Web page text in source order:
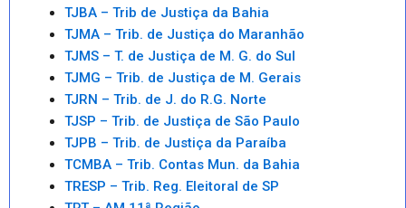
TJBA – Trib de Justiça da Bahia
TJMA – Trib. de Justiça do Maranhão
TJMS – T. de Justiça de M. G. do Sul
TJMG – Trib. de Justiça de M. Gerais
TJRN – Trib. de J. do R.G. Norte
TJSP – Trib. de Justiça de São Paulo
TJPB – Trib. de Justiça da Paraíba
TCMBA – Trib. Contas Mun. da Bahia
TRESP – Trib. Reg. Eleitoral de SP